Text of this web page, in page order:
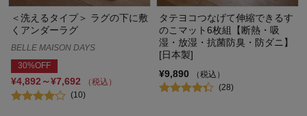
＜洗えるタイプ＞ ラグの下に敷
くアンダーラグ
BELLE MAISON DAYS
30%OFF
¥4,892～¥7,692
（税込）
(10)
タテヨコつなげて伸縮できるす
のこマット6枚組【断熱・吸
湿・放湿・抗菌防臭・防ダニ】
[日本製]
¥9,890
（税込）
(28)